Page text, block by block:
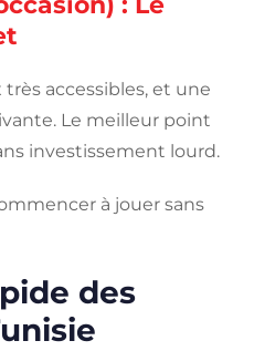
accessibles, et une
Le meilleur point
investissement lourd.
à jouer sans
des